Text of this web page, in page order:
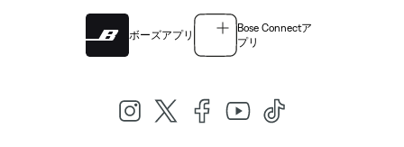
ボーズアプリ
Bose Connectア
プリ